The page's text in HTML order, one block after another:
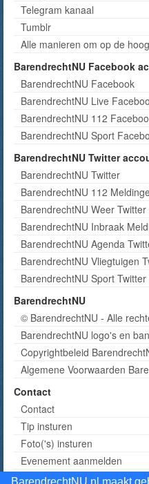
Telegram kanaal
Tumblr
Alle manieren om op de
BarendrechtNU Facebook
BarendrechtNU Facebook
BarendrechtNU Live
BarendrechtNU 112
BarendrechtNU Sport
BarendrechtNU Twitter
BarendrechtNU Twitter
BarendrechtNU 112
BarendrechtNU Weer Twitter
BarendrechtNU Inbraak
BarendrechtNU Agenda
BarendrechtNU Vliegtuigen
BarendrechtNU Sport Twitter
BarendrechtNU
© BarendrechtNU - Alle
BarendrechtNU logo's en
Copyrightbeleid
Algemene Voorwaarden
Contact
Contact
Tip insturen
Foto('s) insturen
Evenement aanmelden
Informatie aanvragen